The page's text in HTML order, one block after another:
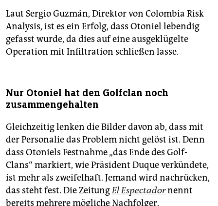
Laut Sergio Guzmán, Direktor von Colombia Risk
Analysis, ist es ein Erfolg, dass Otoniel lebendig
gefasst wurde, da dies auf eine ausgeklügelte
Operation mit Infiltration schließen lasse.
Nur Otoniel hat den Golfclan noch
zusammengehalten
Gleichzeitig lenken die Bilder davon ab, dass mit
der Personalie das Problem nicht gelöst ist. Denn
dass Otoniels Festnahme „das Ende des Golf-
Clans“ markiert, wie Präsident Duque verkündete,
ist mehr als zweifelhaft. Jemand wird nachrücken,
das steht fest. Die ZeitungEl Espectadornennt
bereits mehrere mögliche Nachfolger.